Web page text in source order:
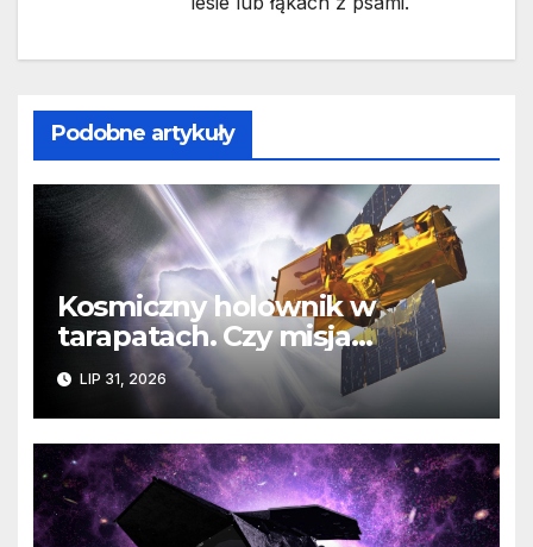
Podobne artykuły
Kosmiczny holownik w
tarapatach. Czy misja
ratowania Teleskopu Swift
jest zagrożona?
LIP 31, 2026